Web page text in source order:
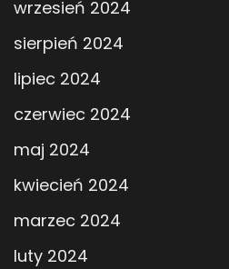
wrzesień 2024
sierpień 2024
lipiec 2024
czerwiec 2024
maj 2024
kwiecień 2024
marzec 2024
luty 2024